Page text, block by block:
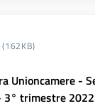
(162KB)
Unioncamere -
3° trimestre 2022